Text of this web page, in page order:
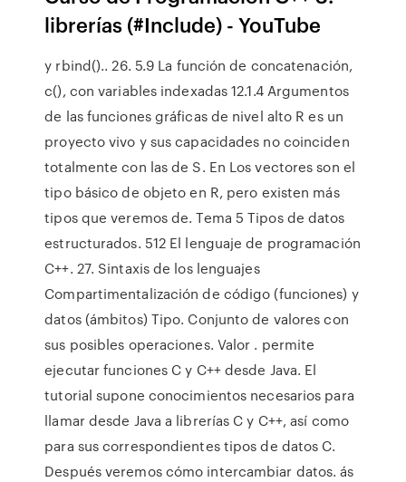
librerías (#Include) - YouTube
y rbind().. 26. 5.9 La función de concatenación,
c(), con variables indexadas 12.1.4 Argumentos
de las funciones gráficas de nivel alto R es un
proyecto vivo y sus capacidades no coinciden
totalmente con las de S. En Los vectores son el
tipo básico de objeto en R, pero existen más
tipos que veremos de. Tema 5 Tipos de datos
estructurados. 512 El lenguaje de programación
C++. 27. Sintaxis de los lenguajes
Compartimentalización de código (funciones) y
datos (ámbitos) Tipo. Conjunto de valores con
sus posibles operaciones. Valor . permite
ejecutar funciones C y C++ desde Java. El
tutorial supone conocimientos necesarios para
llamar desde Java a librerías C y C++, así como
para sus correspondientes tipos de datos C.
Después veremos cómo intercambiar datos. ás